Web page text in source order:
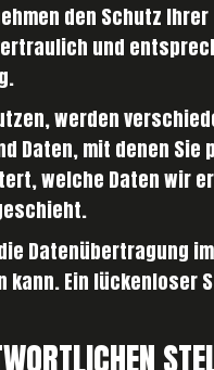
den Schutz
und
werden
Daten, mit denen
welche Daten wir
Datenübertragung
Ein lückenloser